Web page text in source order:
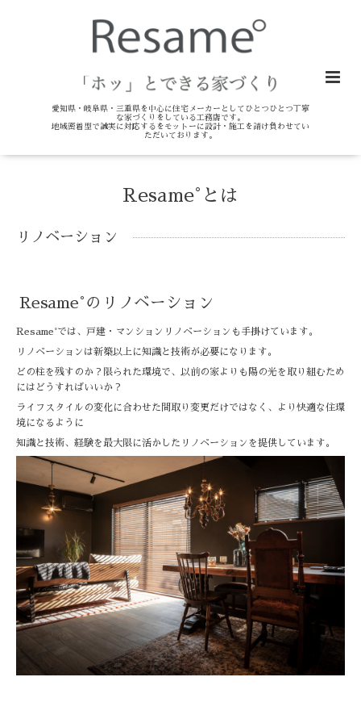
愛知県・岐阜県・三重県を中心に住宅メーカーとしてひとつひとつ丁寧
な家づくりをしている工務店です。
地域密着型で誠実に対応するをモットーに設計・施工を請け負わせてい
ただいております。
Resame°とは
リノベーション
Resame°のリノベーション
Resame°では、戸建・マンションリノベーションも手掛けています。
リノベーションは新築以上に知識と技術が必要になります。
どの柱を残すのか？限られた環境で、以前の家よりも陽の光を取り組むため
にはどうすればいいか？
ライフスタイルの変化に合わせた間取り変更だけではなく、より快適な住環
境になるように
知識と技術、経験を最大限に活かしたリノベーションを提供しています。